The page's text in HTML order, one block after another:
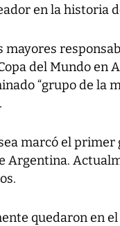
en la historia
mayores
del Mundo en
“grupo de la
marcó el primer
Argentina.
quedaron en